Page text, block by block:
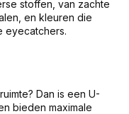
stoffen, van zachte
en kleuren die
eyecatchers.
Dan is een U-
bieden maximale